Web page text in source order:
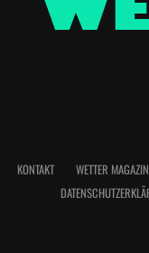
KONTAKT WETTER